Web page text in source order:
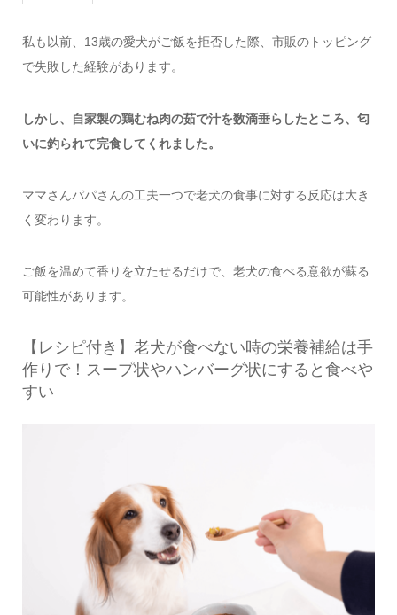
私も以前、13歳の愛犬がご飯を拒否した際、市販のトッピング
で失敗した経験があります。
しかし、自家製の鶏むね肉の茹で汁を数滴垂らしたところ、匂
いに釣られて完食してくれました。
ママさんパパさんの工夫一つで老犬の食事に対する反応は大き
く変わります。
ご飯を温めて香りを立たせるだけで、老犬の食べる意欲が蘇る
可能性があります。
【レシピ付き】老犬が食べない時の栄養補給は手
作りで！スープ状やハンバーグ状にすると食べや
すい